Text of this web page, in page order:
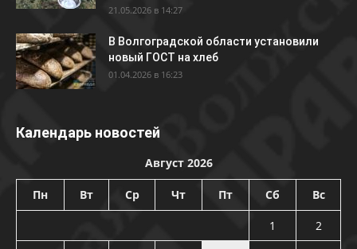
21.05.2026 в 14:27
В Волгоградской области установили
новый ГОСТ на хлеб
01.04.2026 в 16:23
Календарь новостей
Август 2026
Пн Вт Ср Чт Пт Сб Вс
1
2